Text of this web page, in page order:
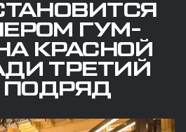
ГУМ-
КРАСНОЙ
ТРЕТИЙ
ПОДРЯД